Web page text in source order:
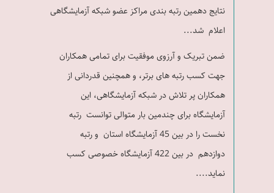
نتایج دهمین رتبه بندی مراکز عضو شبکه آزمایشگاهی
اعلام شد...
ضمن تبریک و آرزوی موفقیت برای تمامی همکاران
جهت کسب رتبه های برتر، و همچنین قدردانی از
همکاران پر تلاش در شبکه آزمایشگاهی، این
آزمایشگاه برای چندمین بار متوالی توانست رتبه
نخست را در بین 45 آزمایشگاه استان و رتبه
دوازدهم در بین 422 آزمایشگاه خصوصی کسب
نماید....